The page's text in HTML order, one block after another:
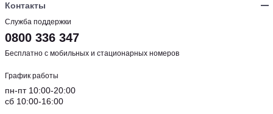
Контакты
Служба поддержки
0800 336 347
Бесплатно с мобильных и стационарных номеров
График работы
пн-пт 10:00-20:00
сб 10:00-16:00